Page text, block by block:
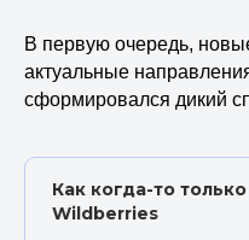
В первую очередь,
актуальные
сформировался дикий
Как когда-то
Wildberries